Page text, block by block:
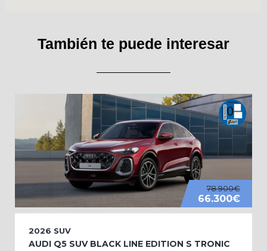
También te puede interesar
78.900€
66.300€
2026 SUV
AUDI Q5 SUV BLACK LINE EDITION S TRONIC